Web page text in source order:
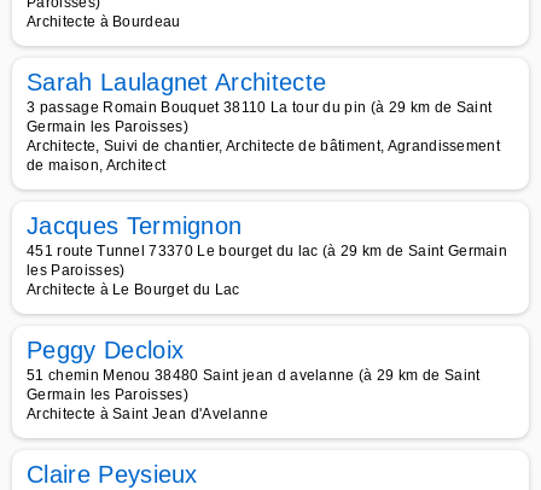
Architecte à Bourdeau
Sarah Laulagnet Architecte
3 passage Romain Bouquet 38110 La tour du pin (à 29 km de Saint
Germain les Paroisses)
Architecte, Suivi de chantier, Architecte de bâtiment, Agrandissement
de maison, Architect
Jacques Termignon
451 route Tunnel 73370 Le bourget du lac (à 29 km de Saint Germain
les Paroisses)
Architecte à Le Bourget du Lac
Peggy Decloix
51 chemin Menou 38480 Saint jean d avelanne (à 29 km de Saint
Germain les Paroisses)
Architecte à Saint Jean d'Avelanne
Claire Peysieux